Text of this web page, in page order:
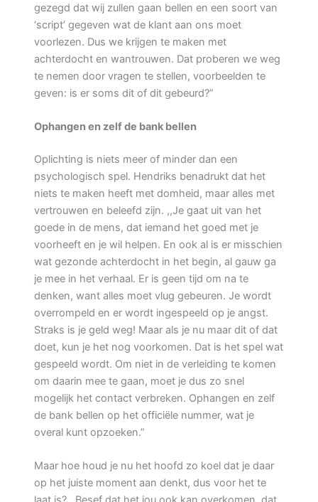
gezegd dat wij zullen gaan bellen en een soort van
‘script’ gegeven wat de klant aan ons moet
voorlezen. Dus we krijgen te maken met
achterdocht en wantrouwen. Dat proberen we weg
te nemen door vragen te stellen, voorbeelden te
geven: is er soms dit of dit gebeurd?”
Ophangen en zelf de bank bellen
Oplichting is niets meer of minder dan een
psychologisch spel. Hendriks benadrukt dat het
niets te maken heeft met domheid, maar alles met
vertrouwen en beleefd zijn. ,,Je gaat uit van het
goede in de mens, dat iemand het goed met je
voorheeft en je wil helpen. En ook al is er misschien
wat gezonde achterdocht in het begin, al gauw ga
je mee in het verhaal. Er is geen tijd om na te
denken, want alles moet vlug gebeuren. Je wordt
overrompeld en er wordt ingespeeld op je angst.
Straks is je geld weg! Maar als je nu maar dit of dat
doet, kun je het nog voorkomen. Dat is het spel wat
gespeeld wordt. Om niet in de verleiding te komen
om daarin mee te gaan, moet je dus zo snel
mogelijk het contact verbreken. Ophangen en zelf
de bank bellen op het officiële nummer, wat je
overal kunt opzoeken.”
Maar hoe houd je nu het hoofd zo koel dat je daar
op het juiste moment aan denkt, dus voor het te